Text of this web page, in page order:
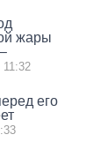
жары
11:32
его